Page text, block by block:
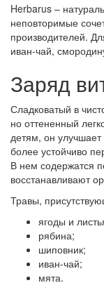
Herbarus –
неповторимые
производителей.
иван-чай,
Заряд
Сладковатый в
но оттененный
детям, он
более устойчиво
В нем содержатся
восстанавливают
Травы,
ягоды и
рябина;
шиповник;
иван-чай;
мята.